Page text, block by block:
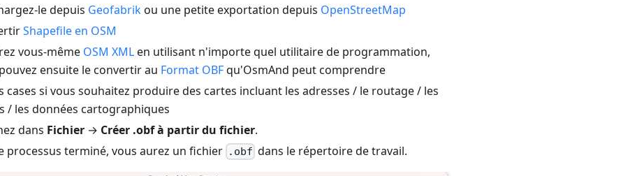
le depuis Geofabrikou une petite exportation depuis OpenStreetMap
Shapefile en OSM
vous-même OSM XMLen utilisant n'importe quel utilitaire de programmation,
ensuite le convertir au Format OBFqu'OsmAnd peut comprendre
cases si vous souhaitez produire des cartes incluant les adresses / le routage / les
/ les données cartographiques
dans Fichier → Créer .obf à partir du fichier.
processus terminé, vous aurez un fichier .obf dans le répertoire de travail.